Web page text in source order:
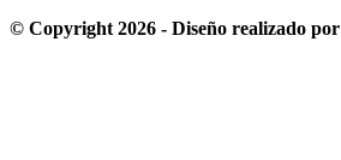
© Copyright 2026 - Diseño realizado por